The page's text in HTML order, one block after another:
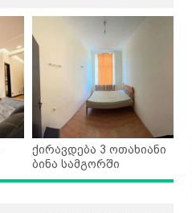
ქირავდება 3 ოთახიანი
ბინა სამგორში